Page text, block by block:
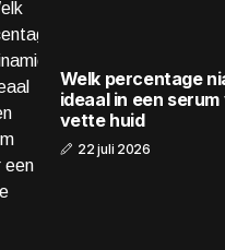
Welk percentage
ideaal in een
vette huid
22 juli 2026